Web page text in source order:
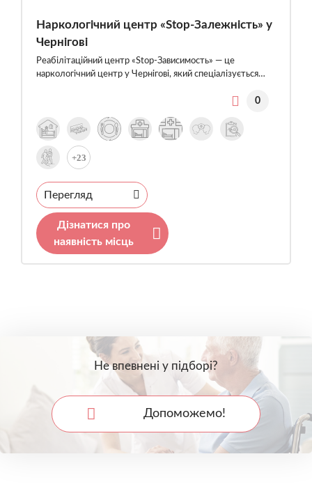
Наркологічний центр «Stop-Залежність» у
Чернігові
Реабілітаційний центр «Stop-Зависимость» — це
наркологічний центр у Чернігові, який спеціалізується…
0
+23
Перегляд
Дізнатися про
наявність місць
Не впевнені у підборі?
Допоможемо!